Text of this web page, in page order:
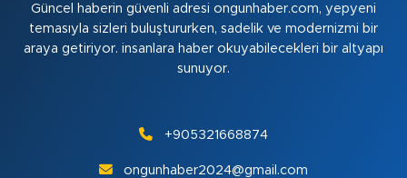
Güncel haberin güvenli adresi ongunhaber.com, yepyeni
temasıyla sizleri buluştururken, sadelik ve modernizmi bir
araya getiriyor. insanlara haber okuyabilecekleri bir altyapı
sunuyor.
+905321668874
ongunhaber2024@gmail.com